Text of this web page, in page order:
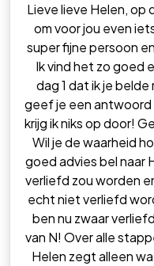
Lieve lieve Helen, op
om voor jou even
super fijne persoon
Ik vind het zo goed
dag 1 dat ik je
geef je een
krijg ik niks op door!
Wil je de waarheid
goed advies bel naar
verliefd zou worden
echt niet verliefd
ben nu zwaar
van N! Over alle
Helen zegt alleen